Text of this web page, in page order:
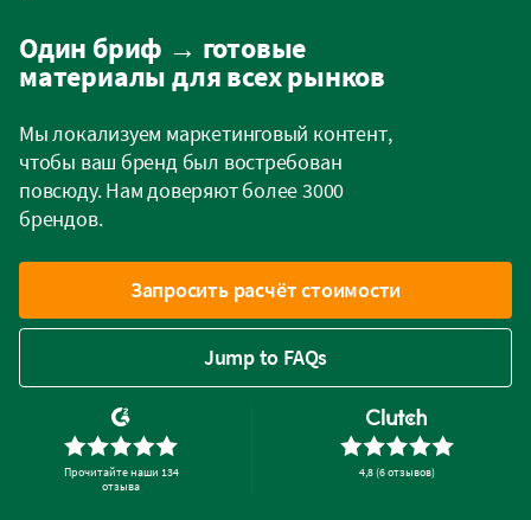
Один бриф → готовые
материалы для всех рынков
Мы локализуем маркетинговый контент,
чтобы ваш бренд был востребован
повсюду. Нам доверяют более 3000
брендов.
Запросить расчёт стоимости
Jump to FAQs
Прочитайте наши 134
отзыва
4,8 (6 отзывов)